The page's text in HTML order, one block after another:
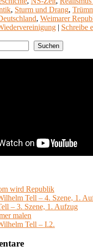
, Sturm und Drang,
, Weimarer
| Schreibe
Suchen
wird Republik
Tell – 4. Szene, 1.
– 3. Szene, 1. Aufzug
malen
Tell – I.2.